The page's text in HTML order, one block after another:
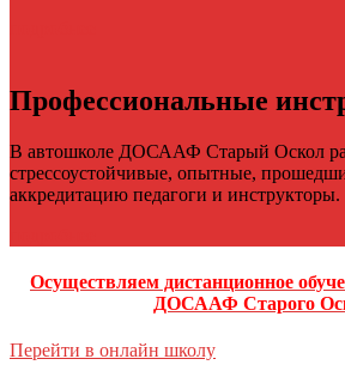
Профессиональные
В автошколе ДОСААФ Старый Оскол
стрессоустойчивые, опытные,
аккредитацию педагоги и инструкторы.
Осуществляем дистанционное
ДОСААФ Старого
Перейти в онлайн школу